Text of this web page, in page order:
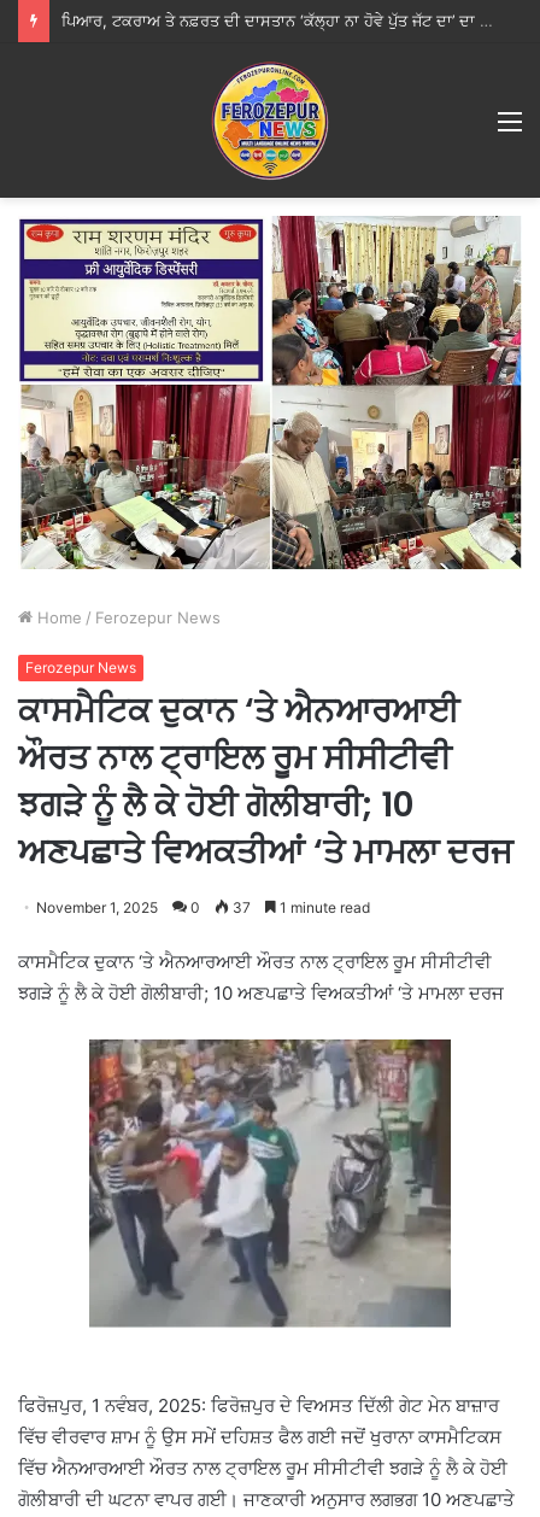
ਪਿਆਰ, ਟਕਰਾਅ ਤੇ ਨਫ਼ਰਤ ਦੀ ਦਾਸਤਾਨ ‘ਕੱਲ੍ਹਾ ਨਾ ਹੋਵੇ ਪੁੱਤ ਜੱਟ ਦਾ’ ਦਾ ਟ੍ਰੇਲਰ ਰਿਲੀਜ਼
Home / Ferozepur News
Ferozepur News
ਕਾਸਮੈਟਿਕ ਦੁਕਾਨ ‘ਤੇ ਐਨਆਰਆਈ
ਔਰਤ ਨਾਲ ਟ੍ਰਾਇਲ ਰੂਮ ਸੀਸੀਟੀਵੀ
ਝਗੜੇ ਨੂੰ ਲੈ ਕੇ ਹੋਈ ਗੋਲੀਬਾਰੀ; 10
ਅਣਪਛਾਤੇ ਵਿਅਕਤੀਆਂ ‘ਤੇ ਮਾਮਲਾ ਦਰਜ
November 1, 2025 0 37 1 minute read
ਕਾਸਮੈਟਿਕ ਦੁਕਾਨ ‘ਤੇ ਐਨਆਰਆਈ ਔਰਤ ਨਾਲ ਟ੍ਰਾਇਲ ਰੂਮ ਸੀਸੀਟੀਵੀ
ਝਗੜੇ ਨੂੰ ਲੈ ਕੇ ਹੋਈ ਗੋਲੀਬਾਰੀ; 10 ਅਣਪਛਾਤੇ ਵਿਅਕਤੀਆਂ ‘ਤੇ ਮਾਮਲਾ ਦਰਜ
ਫਿਰੋਜ਼ਪੁਰ, 1 ਨਵੰਬਰ, 2025: ਫਿਰੋਜ਼ਪੁਰ ਦੇ ਵਿਅਸਤ ਦਿੱਲੀ ਗੇਟ ਮੇਨ ਬਾਜ਼ਾਰ
ਵਿੱਚ ਵੀਰਵਾਰ ਸ਼ਾਮ ਨੂੰ ਉਸ ਸਮੇਂ ਦਹਿਸ਼ਤ ਫੈਲ ਗਈ ਜਦੋਂ ਖੁਰਾਨਾ ਕਾਸਮੈਟਿਕਸ
ਵਿੱਚ ਐਨਆਰਆਈ ਔਰਤ ਨਾਲ ਟ੍ਰਾਇਲ ਰੂਮ ਸੀਸੀਟੀਵੀ ਝਗੜੇ ਨੂੰ ਲੈ ਕੇ ਹੋਈ
ਗੋਲੀਬਾਰੀ ਦੀ ਘਟਨਾ ਵਾਪਰ ਗਈ। ਜਾਣਕਾਰੀ ਅਨੁਸਾਰ ਲਗਭਗ 10 ਅਣਪਛਾਤੇ